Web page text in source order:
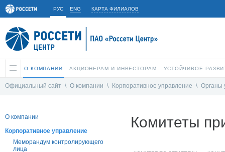
РУС ENG КАРТА ФИЛИАЛОВ
О КОМПАНИИ АКЦИОНЕРАМ И ИНВЕСТОРАМ УСТОЙЧИВОЕ
Официальный сайт \ О компании \ Корпоративное управление \ Органы
О компании
Корпоративное управление
Меморандум контролирующего
лица
Комитеты